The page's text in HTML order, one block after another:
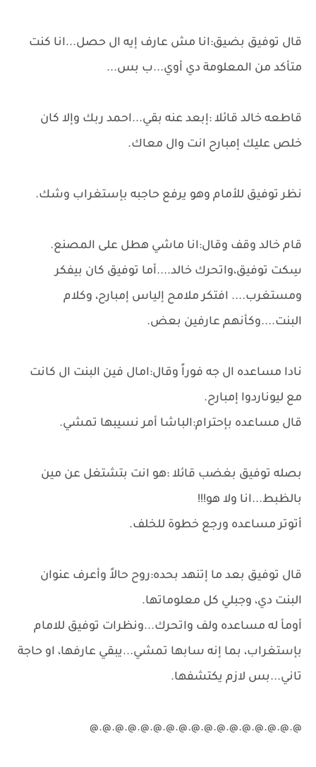
قال توفيق بضيق:انا مش عارف إيه ال حصل...انا كنت
متأكد من المعلومة دي أوي...ب بس...
قاطعه خالد قائلا :إبعد عنه بقي...احمد ربك وإلا كان
خلص عليك إمبارح انت وال معاك.
نظر توفيق للأمام وهو يرفع حاجبه بإستغراب وشك.
قام خالد وقف وقال:انا ماشي هطل على المصنع.
سِكت توفيق،واتحرك خالد....أما توفيق كان بيفكر
ومستغرب.... افتكر ملامح إلياس إمبارح، وكلام
البنت....وكأنهم عارفين بعض.
نادا مساعده ال جه فوراً وقال:امال فين البنت ال كانت
مع ليوناردوا إمبارح.
قال مساعده بإحترام:الباشا أمر نسيبها تمشي.
بصله توفيق بغضب قائلا :هو انت بتشتغل عن مين
بالظبط...انا ولا هو!!!
أتوتر مساعده ورجع خطوة للخلف.
قال توفيق بعد ما إتنهد بحده:روح حالاً وأعرف عنوان
البنت دي، وجبلي كل معلوماتها.
أومأ له مساعده ولف واتحرك...ونظرات توفيق للامام
بإستغراب، بما إنه سابها تمشي...يبقي عارفها، او حاجة
تاني...بس لازم يكتشفها.
@.@.@.@.@.@.@.@.@.@.@.@.@.@.@.@.@